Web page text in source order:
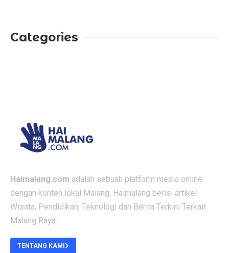
Categories
Haimalang.com adalah sebuah platform media online
dengan konten lokal Malang. Haimalang berisi artikel
Wisata, Pendidikan, Teknologi dan Berita Terkini Terkait
Malang Raya.
TENTANG KAMI